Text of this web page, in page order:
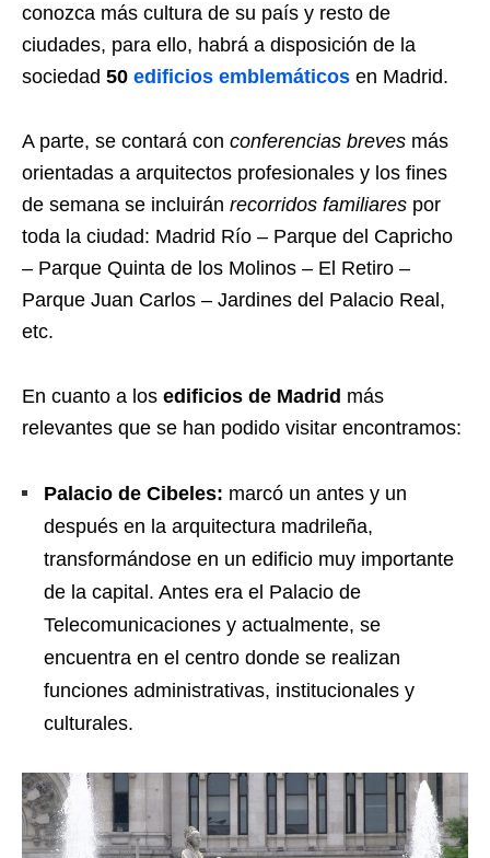
conozca más cultura de su país y resto de
ciudades, para ello, habrá a disposición de la
sociedad 50 edificios emblemáticos en Madrid.
A parte, se contará con conferencias breves más
orientadas a arquitectos profesionales y los fines
de semana se incluirán recorridos familiares por
toda la ciudad: Madrid Río – Parque del Capricho
– Parque Quinta de los Molinos – El Retiro –
Parque Juan Carlos – Jardines del Palacio Real,
etc.
En cuanto a los edificios de Madrid más
relevantes que se han podido visitar encontramos:
Palacio de Cibeles: marcó un antes y un
después en la arquitectura madrileña,
transformándose en un edificio muy importante
de la capital. Antes era el Palacio de
Telecomunicaciones y actualmente, se
encuentra en el centro donde se realizan
funciones administrativas, institucionales y
culturales.